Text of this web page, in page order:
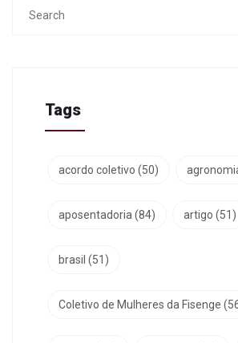
Tags
acordo coletivo (50)
aposentadoria (84) artigo (51)
brasil (51)
Coletivo de Mulheres da Fisenge